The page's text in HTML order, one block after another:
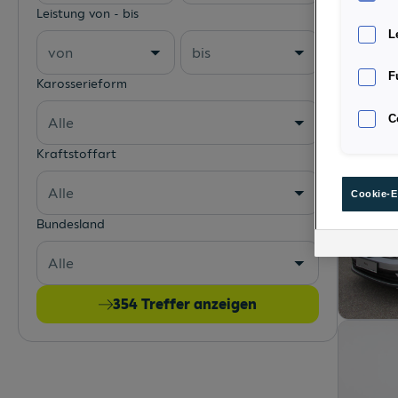
Leistung von - bis
von bis
Karosserieform
Alle
Kraftstoffart
Alle
Bundesland
Alle
354 Treffer anzeigen
Cookie-